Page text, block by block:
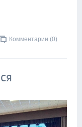
Комментарии (0)